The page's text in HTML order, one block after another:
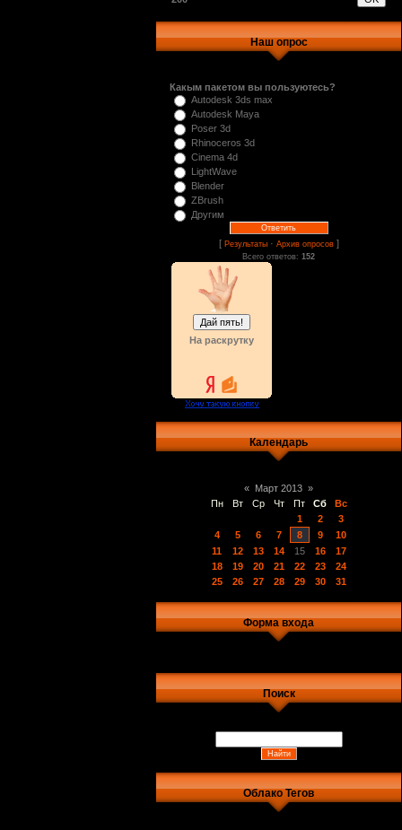
Наш опрос
Какым пакетом вы пользуютесь?
Autodesk 3ds max
Autodesk Maya
Poser 3d
Rhinoceros 3d
Cinema 4d
LightWave
Blender
ZBrush
Другим
[ Результаты· Архив опросов]
Всего ответов: 152
На раскрутку
Календарь
« Март 2013 »
Пн
Вт Ср Чт Пт Сб
Вс
1
2
3
4
5 6 7 8 9
10
11
12 13 14 15 16
17
18
19 20 21 22 23
24
25
26 27 28 29 30 31
Форма входа
Поиск
Облако Тегов